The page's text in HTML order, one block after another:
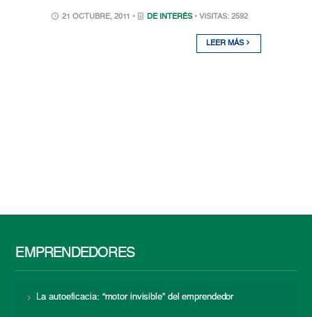
21 OCTUBRE, 2011 • DE INTERÉS • VISITAS: 2592
LEER MÁS
EMPRENDEDORES
La autoeficacia: “motor invisible” del emprendedor